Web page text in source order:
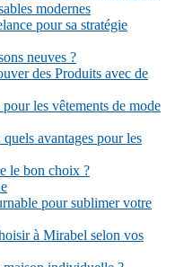
modernes
pour sa stratégie
neuves ?
des Produits avec de
les vêtements de mode
avantages pour les
le bon choix ?
pour sublimer votre
à Mirabel selon vos